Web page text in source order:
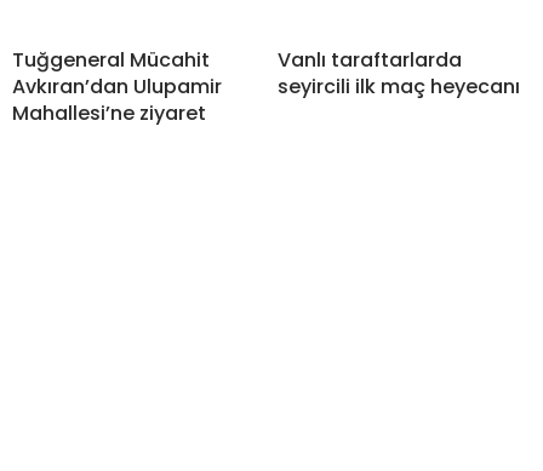
Tuğgeneral Mücahit
Avkıran’dan Ulupamir
Mahallesi’ne ziyaret
Vanlı taraftarlarda
seyircili ilk maç heyecanı